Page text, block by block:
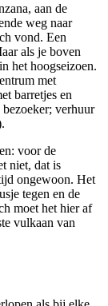
aan de
weg naar
vond. Een
als je boven
het hoogseizoen.
met
barretjes en
verhuur
voor de
niet, dat is
ongewoon. Het
tegen en de
moet het hier af
vulkaan van